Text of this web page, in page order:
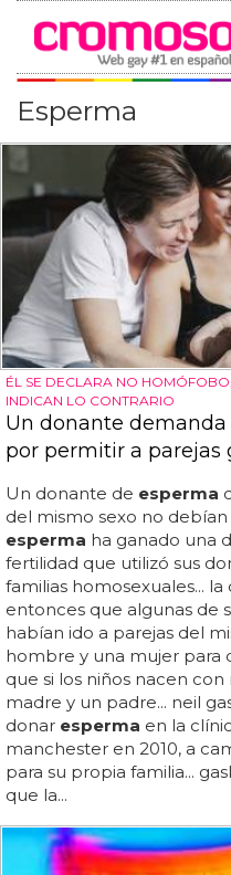
Esperma
ÉL SE DECLARA NO
INDICAN LO CONTRARIO
Un donante
por permitir a parejas
Un donante de esperma
del mismo sexo no
esperma ha ganado una
fertilidad que utilizó sus
familias homosexuales...
entonces que algunas de
habían ido a parejas del
hombre y una mujer para
que si los niños nacen con
madre y un padre... neil
donar esperma en la
manchester en 2010, a
para su propia familia...
que la...